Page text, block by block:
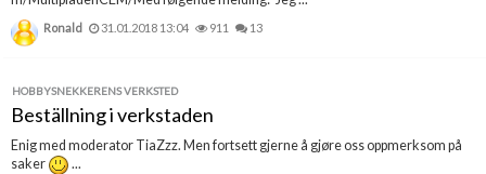
Ronald 31.01.2018 13:04 911 13
HOBBYSNEKKERENS VERKSTED
Beställning i verkstaden
Enig med moderator TiaZzz. Men fortsett gjerne å gjøre oss oppmerksom på
saker
...